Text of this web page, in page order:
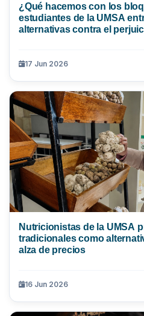
¿Qué hacemos con los
estudiantes de la UMSA
alternativas contra el
17 Jun 2026
Nutricionistas de la UMSA
tradicionales como
alza de precios
16 Jun 2026